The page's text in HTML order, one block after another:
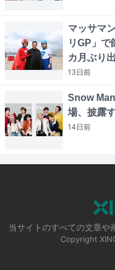
マッサマ
リGP」で
カ月ぶり
13日前
Snow
場、披露
14日前
当サイトのすべての文章や
Copyright